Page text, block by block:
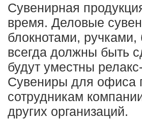
Сувенирная
время. Деловые
блокнотами,
всегда должны быть
будут уместны
Сувениры для офиса
сотрудникам
других организаций.